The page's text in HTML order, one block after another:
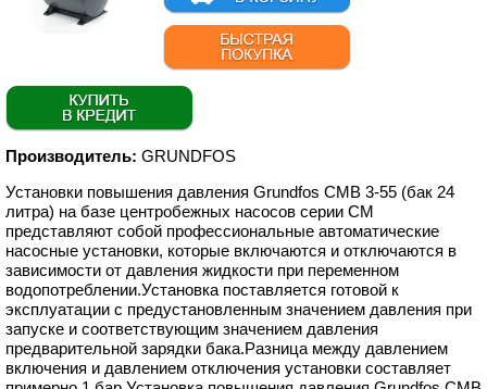
Производитель: GRUNDFOS
Установки повышения давления Grundfos CMB 3-55 (бак 24
литра) на базе центробежных насосов серии CM
представляют собой профессиональные автоматические
насосные установки, которые включаются и отключаются в
зависимости от давления жидкости при переменном
водопотреблении.Установка поставляется готовой к
эксплуатации с предустановленным значением давления при
запуске и соответствующим значением давления
предварительной зарядки бака.Разница между давлением
включения и давлением отключения установки составляет